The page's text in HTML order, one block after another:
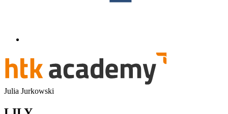
Julia Jurkowski